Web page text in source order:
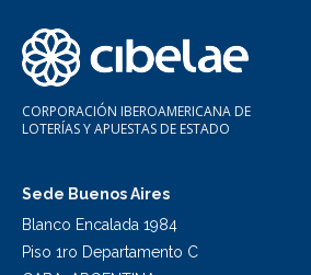
CORPORACIÓN IBEROAMERICANA DE
LOTERÍAS Y APUESTAS DE ESTADO
Sede Buenos Aires
Blanco Encalada 1984
Piso 1ro Departamento C